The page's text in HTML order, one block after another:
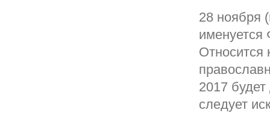
28 ноября
именуется
Относится
2017
следует